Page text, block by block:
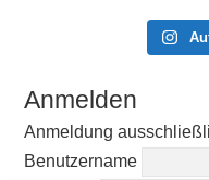
Anmelden
Anmeldung
Benutzername